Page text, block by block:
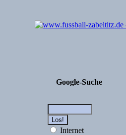
Google-Suche
Internet